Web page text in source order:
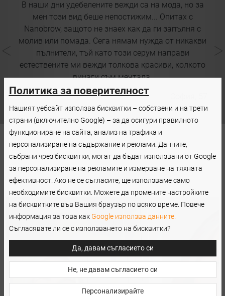
В наши дни удебелените вежди са на мода, но за
мен този вид беше непостижим... Опитах с
Nanobrow, защото не знаех как да ги запълня с
молив или помада. Сега нямам нужда от никакви
пълнители, тъй като този серум направи
естествените ми вежди толкова красиви, колкото
винаги съм мечтала.
Политика за поверителност
Нашият уебсайт използва бисквитки – собствени и на трети
страни (включително Google) – за да осигури правилното
функциониране на сайта, анализ на трафика и
персонализиране на съдържание и реклами. Данните,
събрани чрез бисквитки, могат да бъдат използвани от Google
за персонализиране на рекламите и измерване на тяхната
ефективност. Ако не се съгласите, ще използваме само
необходимите бисквитки. Можете да промените настройките
на бисквитките във Вашия браузър по всяко време. Повече
информация за това как Google използва данните.
Съгласявате ли се с използването на бисквитки?
Да, давам съгласието си
Не, не давам съгласието си
Персонализирайте